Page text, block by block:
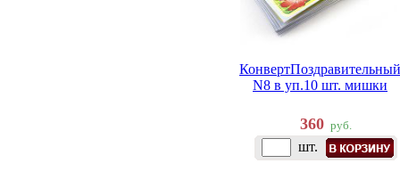
КонвертПоздравительный
N8 в уп.10 шт. мишки
360 руб.
шт.